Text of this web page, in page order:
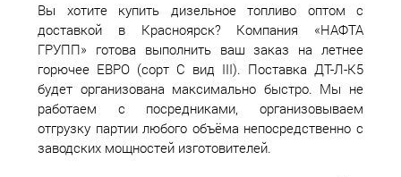
Вы хотите купить дизельное топливо оптом с
доставкой в Красноярск? Компания «НАФТА
ГРУПП» готова выполнить ваш заказ на летнее
горючее ЕВРО (сорт С вид III). Поставка ДТ-Л-К5
будет организована максимально быстро. Мы не
работаем с посредниками, организовываем
отгрузку партии любого объёма непосредственно с
заводских мощностей изготовителей.